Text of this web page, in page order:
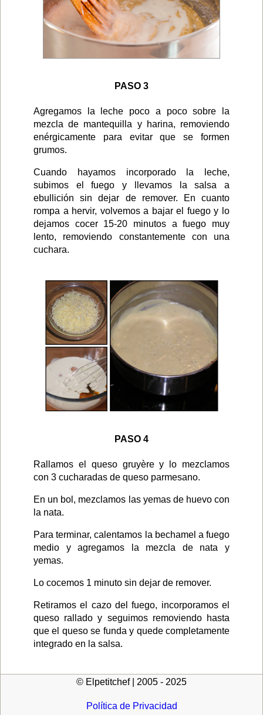
PASO 3
Agregamos la leche poco a poco sobre la
mezcla de mantequilla y harina, removiendo
enérgicamente para evitar que se formen
grumos.
Cuando hayamos incorporado la leche,
subimos el fuego y llevamos la salsa a
ebullición sin dejar de remover. En cuanto
rompa a hervir, volvemos a bajar el fuego y lo
dejamos cocer 15-20 minutos a fuego muy
lento, removiendo constantemente con una
cuchara.
PASO 4
Rallamos el queso gruyère y lo mezclamos
con 3 cucharadas de queso parmesano.
En un bol, mezclamos las yemas de huevo con
la nata.
Para terminar, calentamos la bechamel a fuego
medio y agregamos la mezcla de nata y
yemas.
Lo cocemos 1 minuto sin dejar de remover.
Retiramos el cazo del fuego, incorporamos el
queso rallado y seguimos removiendo hasta
que el queso se funda y quede completamente
integrado en la salsa.
© Elpetitchef | 2005 - 2025
Política de Privacidad